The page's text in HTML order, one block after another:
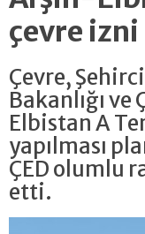
çevre
Çevre,
Bakanlığı
Elbistan A
yapılması
ÇED olumlu
etti.